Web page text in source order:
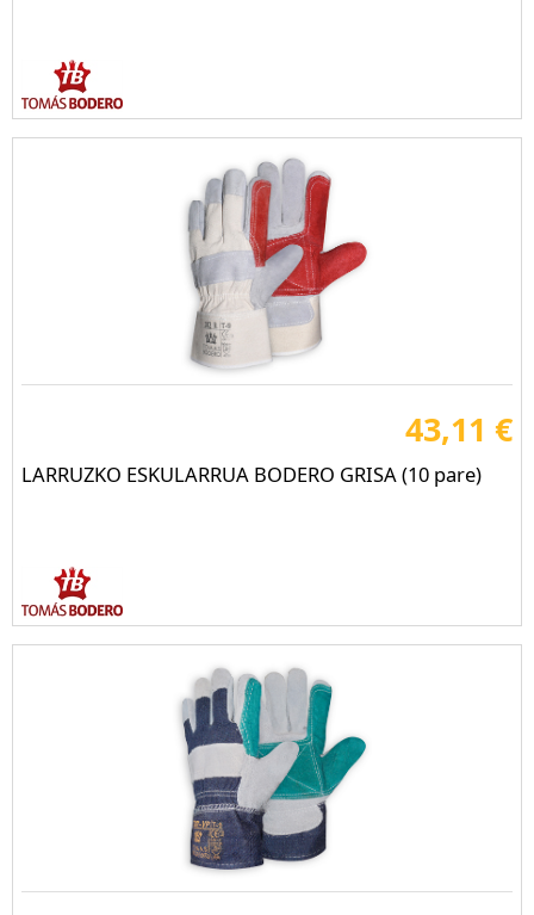
43,11 €
LARRUZKO ESKULARRUA BODERO GRISA (10 pare)